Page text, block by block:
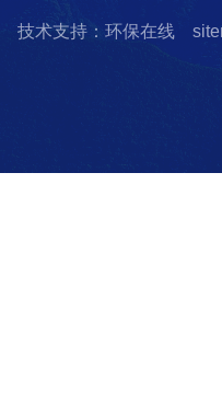
技术支持：环保在线